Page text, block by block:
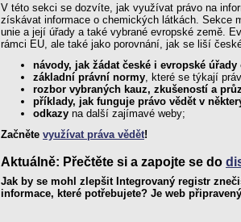
V této sekci se dozvíte, jak využívat právo na
získávat informace o chemických látkách. Sekce
unie a její úřady a také vybrané evropské země.
rámci EU, ale také jako porovnání, jak se liší
návody, jak žádat české i evropské
základní právní normy , které se týkají
rozbor vybraných kauz, zkušeností a
příklady, jak funguje právo vědět v
odkazy na další zajímavé weby;
Začněte využívat práva vědět!
Aktuálně: Přečtěte si a zapojte se do
Jak by se mohl zlepšit Integrovaný registr
informace, které potřebujete? Je web